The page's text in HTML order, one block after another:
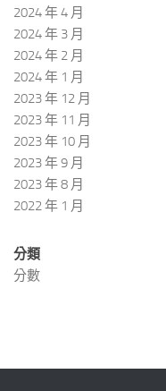
2024 年 4 月
2024 年 3 月
2024 年 2 月
2024 年 1 月
2023 年 12 月
2023 年 11 月
2023 年 10 月
2023 年 9 月
2023 年 8 月
2022 年 1 月
分類
分數